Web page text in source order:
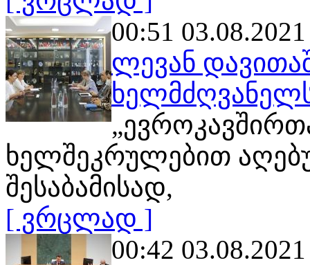
00:51 03.08.2021
ლევან
ხელშეკრულებით
შესაბამისად,
[ ვრცლად ]
00:42 03.08.2021